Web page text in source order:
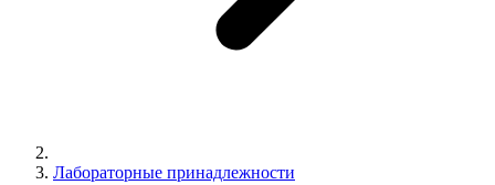
Лабораторные принадлежности